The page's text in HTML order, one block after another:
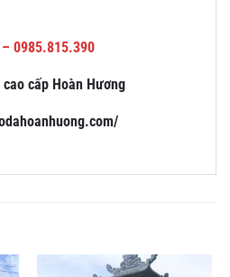
0985.815.390
cấp Hoàn Hương